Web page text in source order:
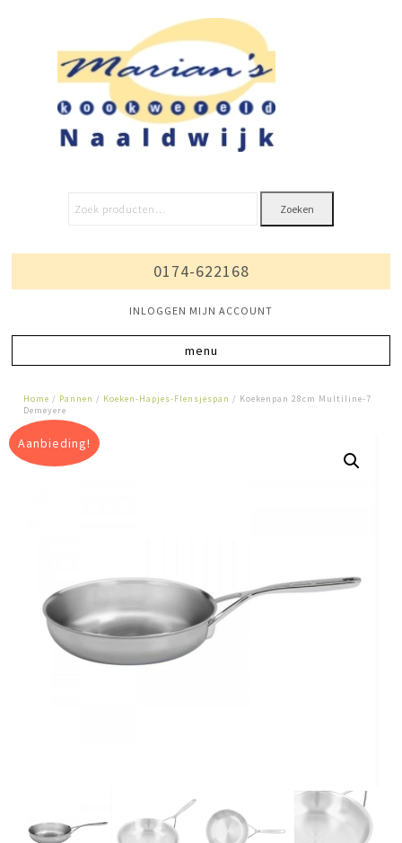
Zoeken
0174-622168
INLOGGEN MIJN ACCOUNT
Home / Pannen / Koeken-Hapjes-Flensjespan / Koekenpan 28cm Multiline-7
Demeyere
Aanbieding!